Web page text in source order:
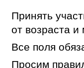
Принять
от возраста
Все поля
Просим